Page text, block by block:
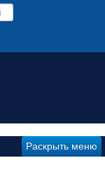
Раскрыть меню